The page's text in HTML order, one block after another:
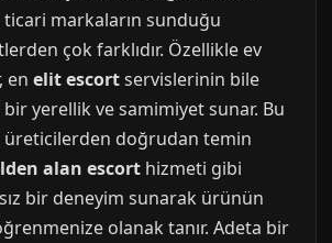
markaların sunduğu
çok farklıdır. Özellikle ev
en elit escortservislerinin bile
bir yerellik ve samimiyet sunar. Bu
üreticilerden doğrudan temin
alan escort hizmeti gibi
bir deneyim sunarak ürünün
olanak tanır. Adeta bir